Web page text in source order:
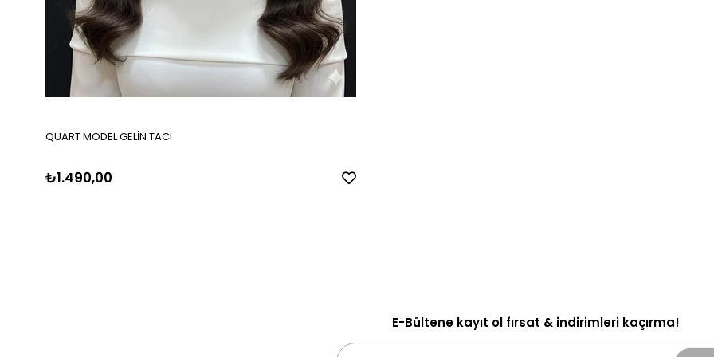
QUART MODEL GELİN TACI
₺1.490,00
E-Bültene kayıt ol fırsat & indirimleri kaçırma!